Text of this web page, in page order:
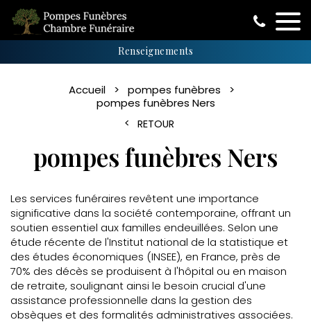
Renseignements
Accueil
pompes funèbres
pompes funèbres Ners
RETOUR
pompes funèbres Ners
Les services funéraires revêtent une importance
significative dans la société contemporaine, offrant un
soutien essentiel aux familles endeuillées. Selon une
étude récente de l'Institut national de la statistique et
des études économiques (INSEE), en France, près de
70% des décès se produisent à l'hôpital ou en maison
de retraite, soulignant ainsi le besoin crucial d'une
assistance professionnelle dans la gestion des
obsèques et des formalités administratives associées.